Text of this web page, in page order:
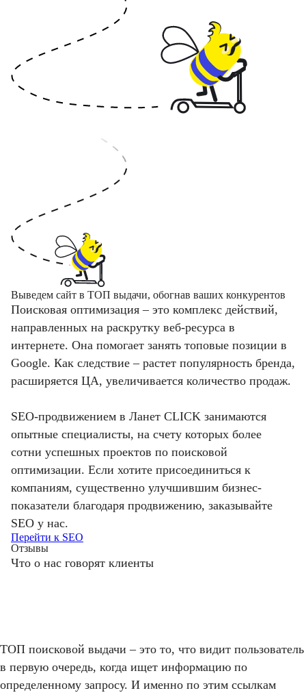
Выведем сайт в ТОП выдачи, обогнав ваших конкурентов
Поисковая оптимизация – это комплекс действий,
направленных на раскрутку веб-ресурса в
интернете. Она помогает занять топовые позиции в
Google. Как следствие – растет популярность бренда,
расширяется ЦА, увеличивается количество продаж.
SEO-продвижением в Ланет CLICK занимаются
опытные специалисты, на счету которых более
сотни успешных проектов по поисковой
оптимизации. Если хотите присоединиться к
компаниям, существенно улучшившим бизнес-
показатели благодаря продвижению, заказывайте
SEO у нас.
Перейти к SEO
Отзывы
Что о нас говорят клиенты
ТОП поисковой выдачи – это то, что видит пользователь
в первую очередь, когда ищет информацию по
определенному запросу. И именно по этим ссылкам